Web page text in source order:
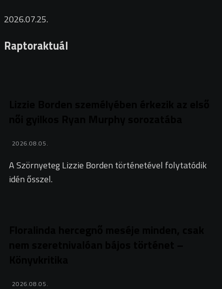
2026.07.25.
Raptoraktuál
2026.08.05.
A Szörnyeteg Lizzie Borden történetével folytatódik
idén ősszel.
2026.08.05.